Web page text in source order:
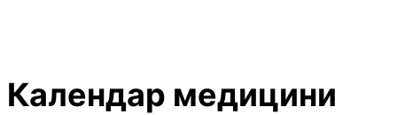
Календар медицини